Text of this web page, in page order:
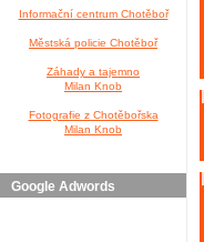
Informační centrum Chotěboř
Městská policie Chotěboř
Záhady a tajemno
Milan Knob
Fotografie z Chotěbořska
Milan Knob
Google Adwords